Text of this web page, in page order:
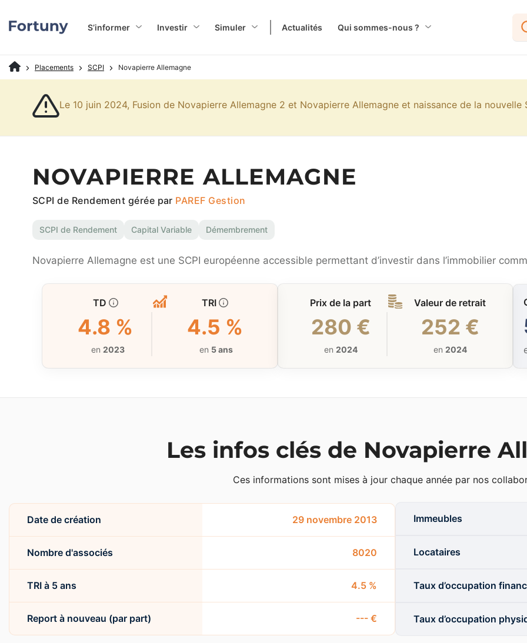
S’informer Investir Simuler Actualités Qui sommes-nous ?
Placements SCPI Novapierre Allemagne
Le 10 juin 2024, Fusion de Novapierre Allemagne 2 et Novapierre Allemagne et naissance de la nouvelle
NOVAPIERRE ALLEMAGNE
SCPI de Rendement gérée par PAREF Gestion
SCPI de Rendement Capital Variable Démembrement
Novapierre Allemagne est une SCPI européenne accessible permettant d’investir dans l’immobilier
TD
4.8 %
en 2023
TRI
4.5 %
en 5 ans
Prix de la part
280 €
en 2024
Valeur de retrait
252 €
en 2024
Les infos clés de Novapierre
Ces informations sont mises à jour chaque année par nos
Date de création 29 novembre 2013
Nombre d'associés 8020
TRI à 5 ans 4.5 %
Report à nouveau (par part) --- €
Immeubles
Locataires
Taux d’occupation
Taux d’occupation